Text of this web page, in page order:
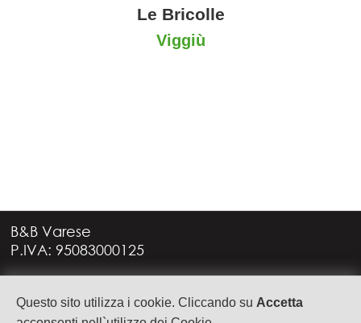
Questo sito utilizza i cookie. Cliccando su Accetta
Le Bricolle
Viggiù
B&B Varese
P.IVA: 95083000125
21949 CASTRONNO (VA)